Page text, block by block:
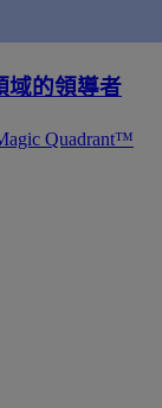
域的領導者
Quadrant™